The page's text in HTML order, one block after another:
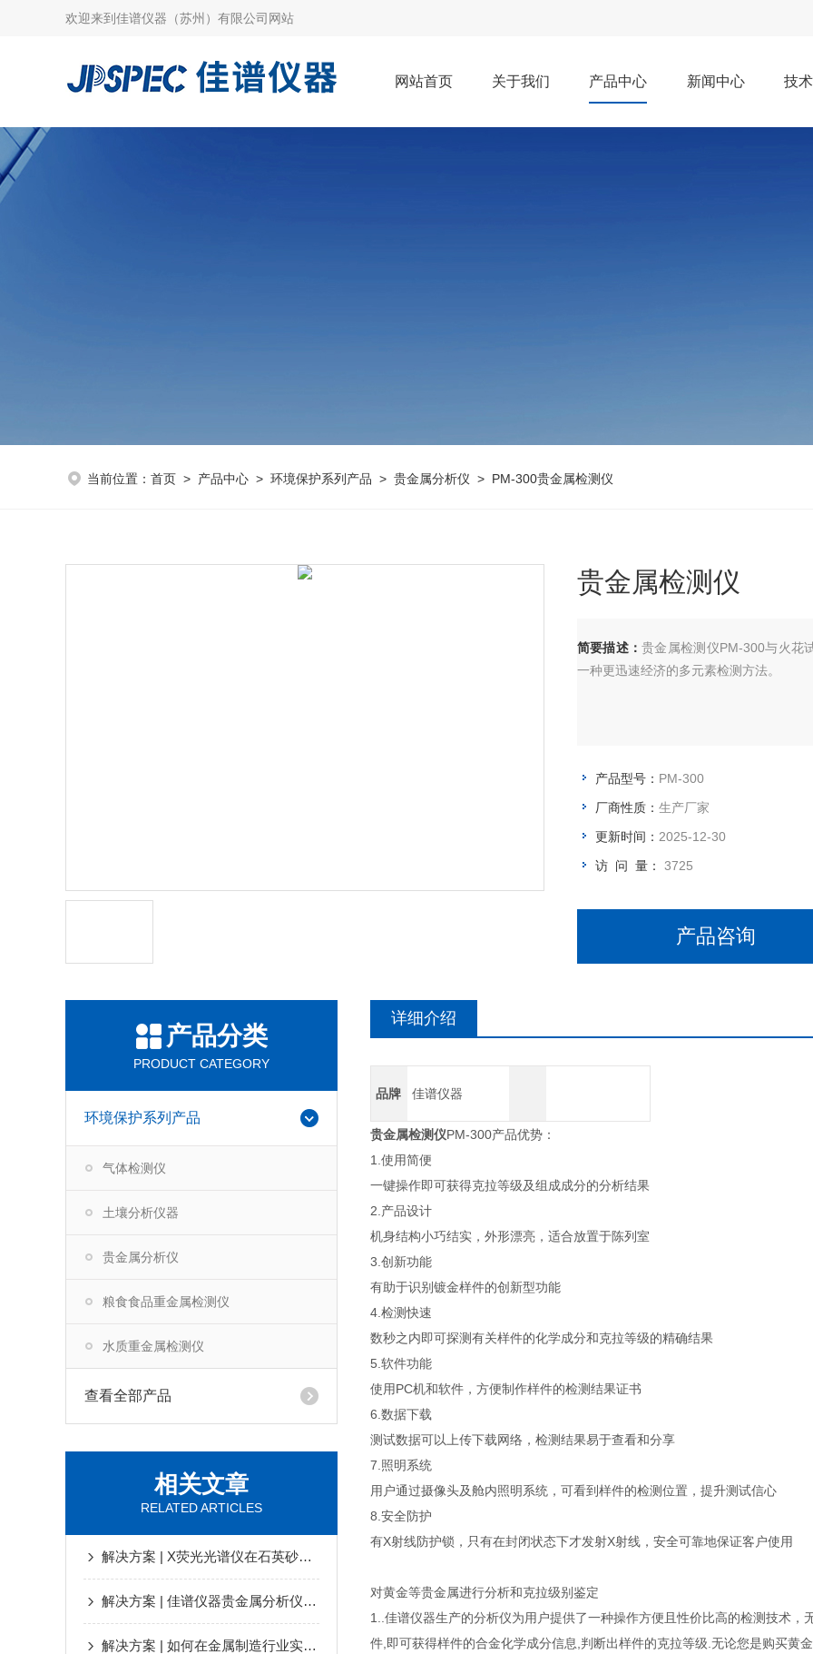
欢迎来到 佳谱仪器（苏州）有限公司网站
网站首页 关于我们 产品中心 新闻中心 技
当前位置： 首页 > 产品中心 > 环境保护系列产品 > 贵金属分析仪 > PM-300贵金属检测仪
贵金属检测仪
简要描述： 贵金属检测仪PM-300与火花
一种更迅速经济的多元素检测方法。
产品型号： PM-300
厂商性质： 生产厂家
更新时间： 2025-12-30
访 问 量： 3725
产品咨询
产品分类
PRODUCT CATEGORY
环境保护系列产品
气体检测仪
土壤分析仪器
贵金属分析仪
粮食食品重金属检测仪
水质重金属检测仪
查看全部产品
相关文章
RELATED ARTICLES
解决方案 | X荧光光谱仪在石英砂检测中应用
解决方案 | 佳谱仪器贵金属分析仪，让检测品质全速提升
解决方案 | 如何在金属制造行业实现“高效率高质量”
详细介绍
品牌 佳谱仪器
贵金属检测仪PM-300产品优势：
1.使用简便
一键操作即可获得克拉等级及组成成分的分析结果
2.产品设计
机身结构小巧结实，外形漂亮，适合放置于陈列室
3.创新功能
有助于识别镀金样件的创新型功能
4.检测快速
数秒之内即可探测有关样件的化学成分和克拉等级的精确结果
5.软件功能
使用PC机和软件，方便制作样件的检测结果证书
6.数据下载
测试数据可以上传下载网络，检测结果易于查看和分享
7.照明系统
用户通过摄像头及舱内照明系统，可看到样件的检测位置，提升测试信心
8.安全防护
有X射线防护锁，只有在封闭状态下才发射X射线，安全可靠地保证客户使用
对黄金等贵金属进行分析和克拉级别鉴定
1.
.佳谱仪器生产的分析仪为用户提供了一种操作方便且性价比高的检测技术
件,即可获得样件的合金化学成分信息,判断出样件的克拉等级.无论您是购买黄